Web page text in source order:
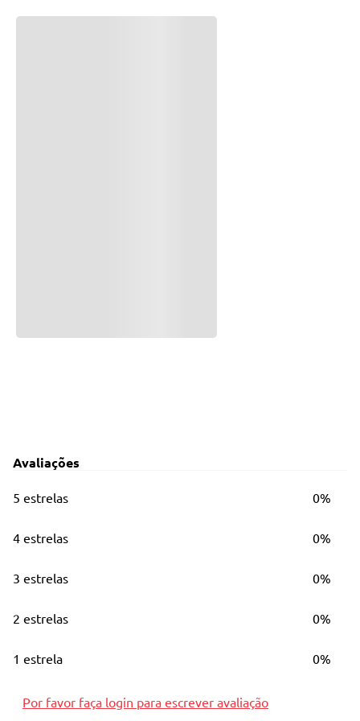
Avaliações
5 estrelas 0%
4 estrelas 0%
3 estrelas 0%
2 estrelas 0%
1 estrela 0%
Por favor faça login para escrever avaliação